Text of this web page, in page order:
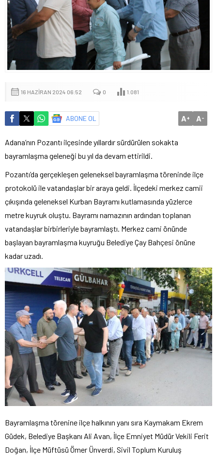
16 HAZIRAN 2024 06:52 0 1.081
ABONE OL A+ A-
Adana’nın Pozantı ilçesinde yıllardır sürdürülen sokakta
bayramlaşma geleneği bu yıl da devam ettirildi.
Pozantı’da gerçekleşen geleneksel bayramlaşma töreninde ilçe
protokolü ile vatandaşlar bir araya geldi. İlçedeki merkez camii
çıkışında geleneksel Kurban Bayramı kutlamasında yüzlerce
metre kuyruk oluştu. Bayramı namazının ardından toplanan
vatandaşlar birbirleriyle bayramlaştı. Merkez cami önünde
başlayan bayramlaşma kuyruğu Belediye Çay Bahçesi önüne
kadar uzadı.
Bayramlaşma törenine ilçe halkının yanı sıra Kaymakam Ekrem
Güdek, Belediye Başkanı Ali Avan, İlçe Emniyet Müdür Vekili Ferit
Doğan, İlçe Müftüsü Ömer Ünverdi, Sivil Toplum Kuruluş